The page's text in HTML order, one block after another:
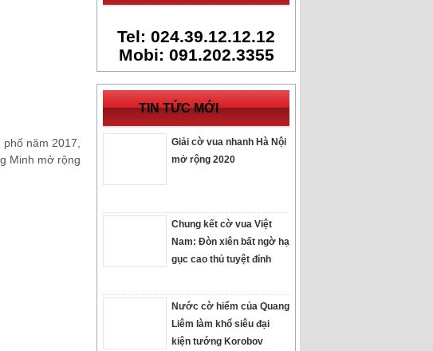
năm 2017,
Minh mở rộng
Tel: 024.39.12.12.12
Mobi: 091.202.3355
TIN TỨC MỚI
Giải cờ vua nhanh Hà Nội
mở rộng 2020
Chung kết cờ vua Việt
Nam: Đòn xiên bất ngờ hạ
gục cao thủ tuyệt đỉnh
Nước cờ hiểm của Quang
Liêm làm khổ siêu đại
kiện tướng Korobov